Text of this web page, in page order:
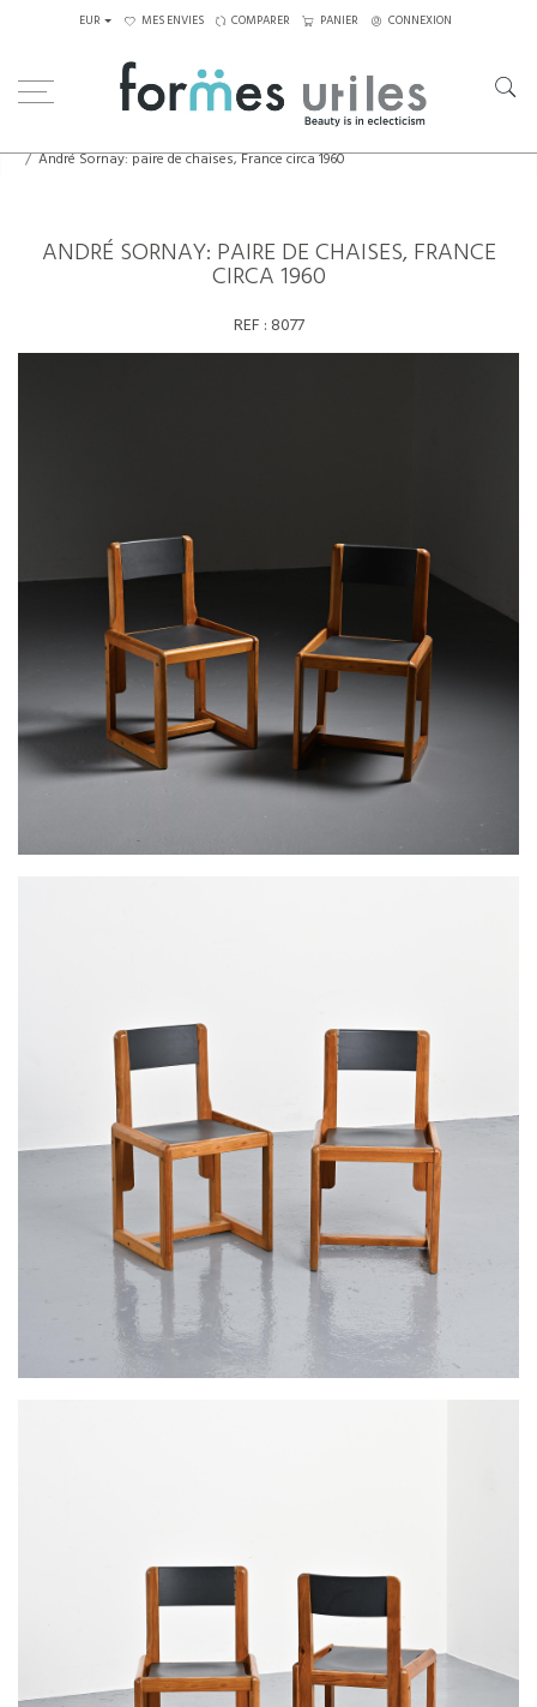
EUR MES ENVIES COMPARER PANIER CONNEXION
André Sornay: paire de chaises, France circa 1960
ANDRÉ SORNAY: PAIRE DE CHAISES, FRANCE
CIRCA 1960
REF : 8077